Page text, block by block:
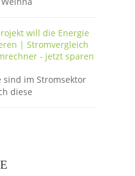
will die Energie
| Stromvergleich
- jetzt sparen
im Stromsektor
diese